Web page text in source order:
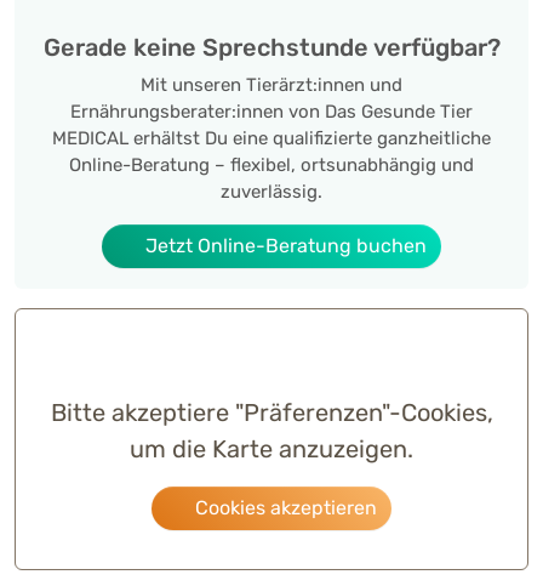
Gerade keine Sprechstunde verfügbar?
Mit unseren Tierärzt:innen und
Ernährungsberater:innen von Das Gesunde Tier
MEDICAL erhältst Du eine qualifizierte ganzheitliche
Online-Beratung – flexibel, ortsunabhängig und
zuverlässig.
Jetzt Online-Beratung buchen
Bitte akzeptiere "Präferenzen"-Cookies,
um die Karte anzuzeigen.
Cookies akzeptieren